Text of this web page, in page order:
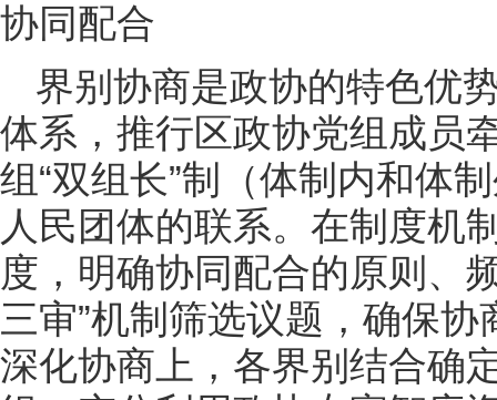
协同配合
界别协商是政协的特色优
体系，推行区政协党组成员
组“双组长”制（体制内和体
人民团体的联系。在制度机
度，明确协同配合的原则、
三审”机制筛选议题，确保协
深化协商上，各界别结合确